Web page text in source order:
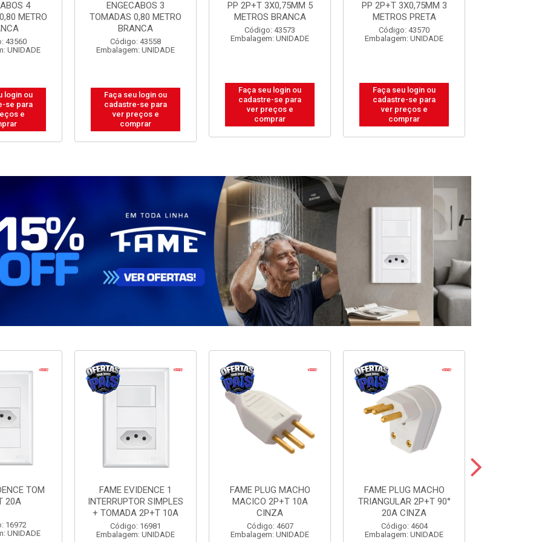
3
METRO
43558
UNIDADE
login ou
se para
e
PP 2P+T 3X0,75MM 5
METROS BRANCA
Código: 43573
Embalagem: UNIDADE
Faça seu login ou
cadastre-se para
ver preços e
comprar
PP 2P+T 3X0,75MM 3
METROS PRETA
Código: 43570
Embalagem: UNIDADE
Faça seu login ou
cadastre-se para
ver preços e
comprar
PP 2P+T 3X0,75MM 5
METROS PRETA
Código: 43572
Embalagem: UNIDADE
Faça seu login ou
cadastre-se para
ver preços e
comprar
TOM
20A
16972
UNIDADE
FAME EVIDENCE 1
INTERRUPTOR SIMPLES
+ TOMADA 2P+T 10A
Código: 16981
Embalagem: UNIDADE
FAME PLUG MACHO
MACICO 2P+T 10A
CINZA
Código: 4607
Embalagem: UNIDADE
FAME PLUG MACHO
TRIANGULAR 2P+T 90°
20A CINZA
Código: 4604
Embalagem: UNIDADE